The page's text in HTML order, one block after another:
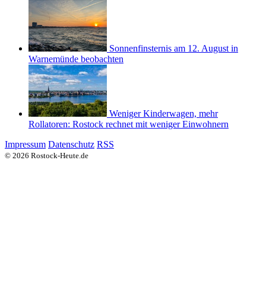
Sonnenfinsternis am 12. August in
Warnemünde beobachten
Weniger Kinderwagen, mehr
Rollatoren: Rostock rechnet mit weniger Einwohnern
Impressum Datenschutz RSS
© 2026 Rostock-Heute.de